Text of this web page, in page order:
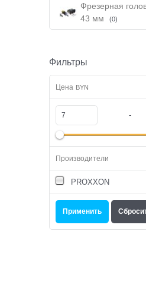
Фрезерная
43 мм
(0)
Фильтры
Цена BYN
-
Производители
PROXXON